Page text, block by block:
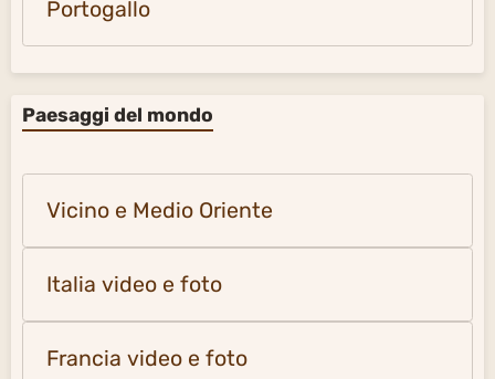
Portogallo
Paesaggi del mondo
Vicino e Medio Oriente
Italia video e foto
Francia video e foto